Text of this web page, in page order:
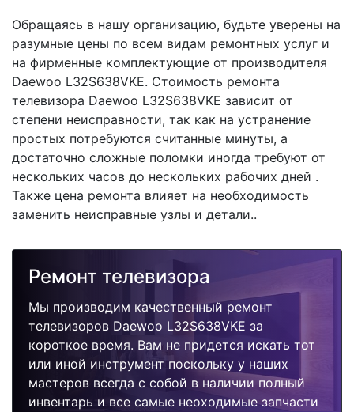
Обращаясь в нашу организацию, будьте уверены на
разумные цены по всем видам ремонтных услуг и
на фирменные комплектующие от производителя
Daewoo L32S638VKE. Стоимость ремонта
телевизора Daewoo L32S638VKE зависит от
степени неисправности, так как на устранение
простых потребуются считанные минуты, а
достаточно сложные поломки иногда требуют от
нескольких часов до нескольких рабочих дней .
Также цена ремонта влияет на необходимость
заменить неисправные узлы и детали..
Ремонт телевизора
Мы производим качественный ремонт
телевизоров Daewoo L32S638VKE за
короткое время. Вам не придется искать тот
или иной инструмент поскольку у наших
мастеров всегда с собой в наличии полный
инвентарь и все самые неоходимые запчасти